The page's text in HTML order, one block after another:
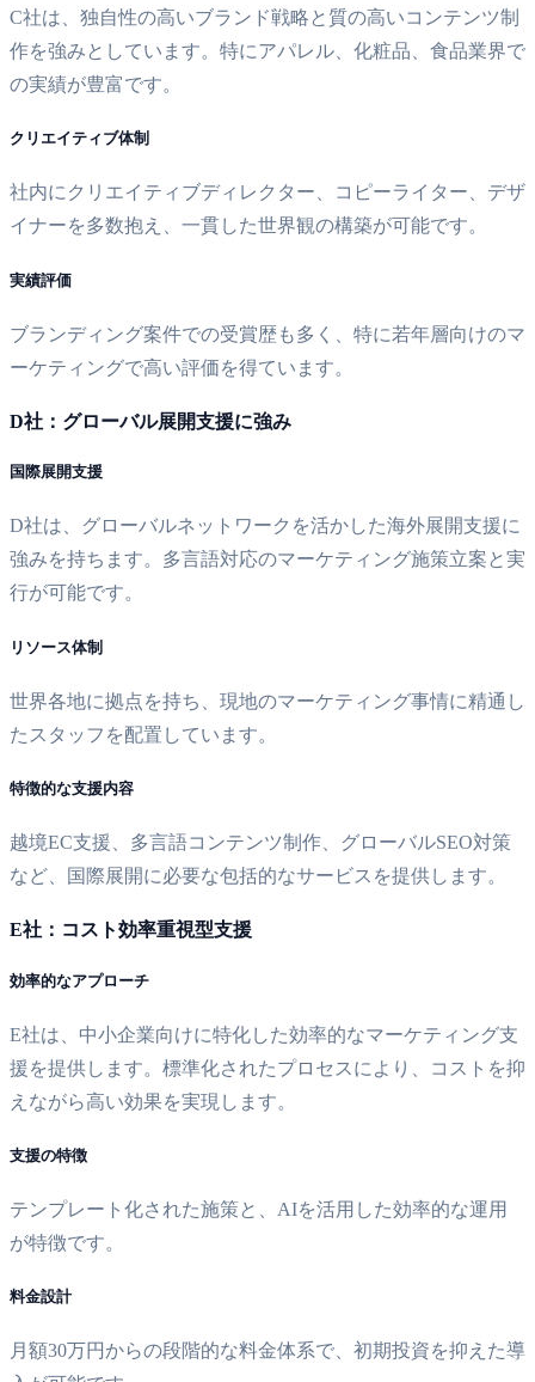
C社は、独自性の高いブランド戦略と質の高いコンテンツ制
作を強みとしています。特にアパレル、化粧品、食品業界で
の実績が豊富です。
クリエイティブ体制
社内にクリエイティブディレクター、コピーライター、デザ
イナーを多数抱え、一貫した世界観の構築が可能です。
実績評価
ブランディング案件での受賞歴も多く、特に若年層向けのマ
ーケティングで高い評価を得ています。
D社：グローバル展開支援に強み
国際展開支援
D社は、グローバルネットワークを活かした海外展開支援に
強みを持ちます。多言語対応のマーケティング施策立案と実
行が可能です。
リソース体制
世界各地に拠点を持ち、現地のマーケティング事情に精通し
たスタッフを配置しています。
特徴的な支援内容
越境EC支援、多言語コンテンツ制作、グローバルSEO対策
など、国際展開に必要な包括的なサービスを提供します。
E社：コスト効率重視型支援
効率的なアプローチ
E社は、中小企業向けに特化した効率的なマーケティング支
援を提供します。標準化されたプロセスにより、コストを抑
えながら高い効果を実現します。
支援の特徴
テンプレート化された施策と、AIを活用した効率的な運用
が特徴です。
料金設計
月額30万円からの段階的な料金体系で、初期投資を抑えた導